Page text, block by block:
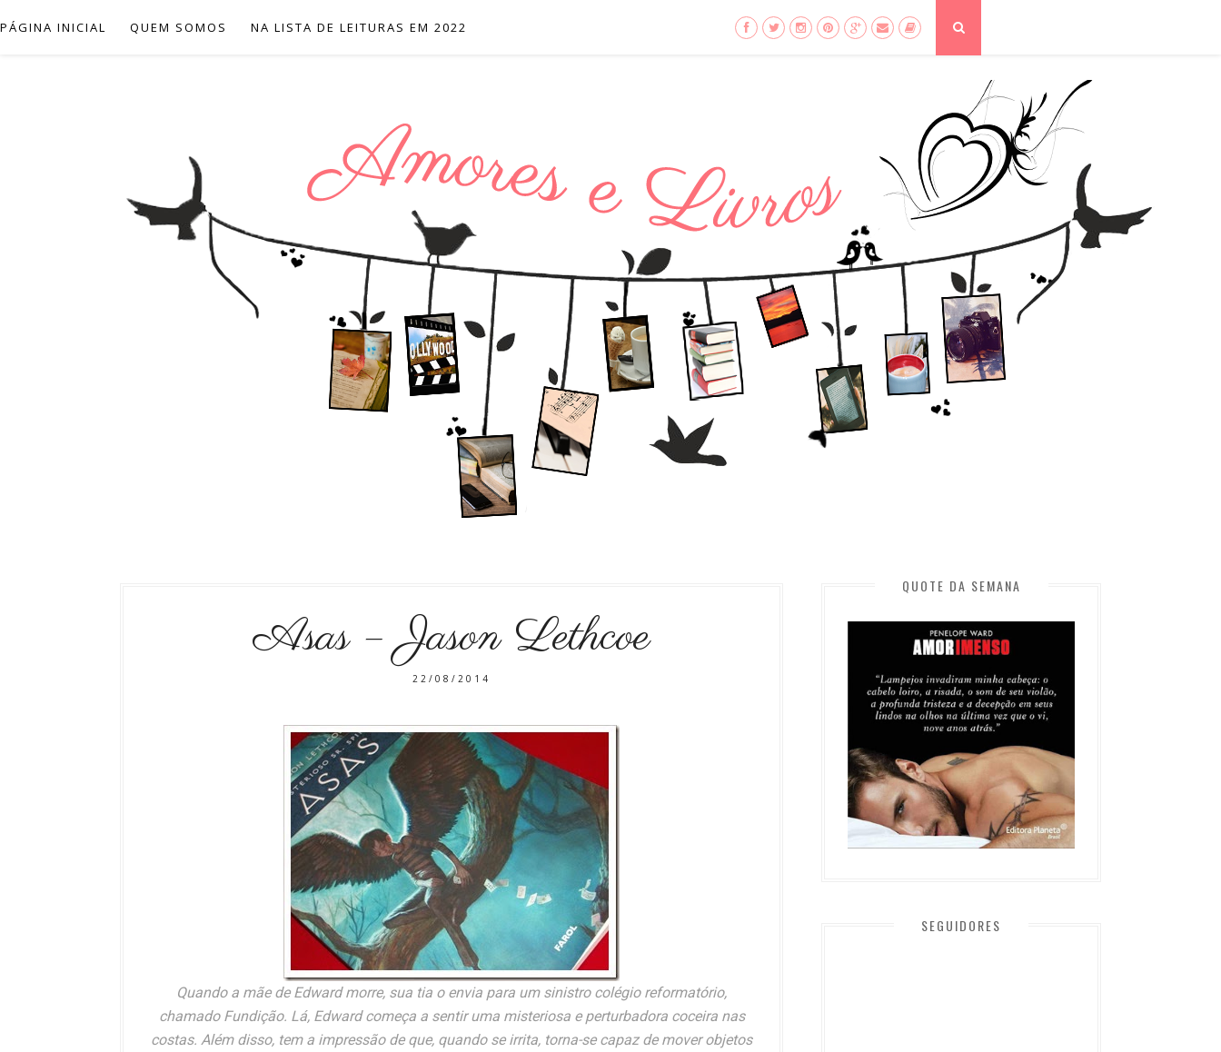
PÁGINA INICIAL QUEM SOMOS NA LISTA DE LEITURAS EM 2022
Asas – Jason Lethcoe
22/08/2014
Quando a mãe de Edward morre, sua tia o envia para um sinistro colégio reformatório,
chamado Fundição. Lá, Edward começa a sentir uma misteriosa e perturbadora coceira nas
costas. Além disso, tem a impressão de que, quando se irrita, torna-se capaz de mover objetos
QUOTE DA SEMANA
SEGUIDORES